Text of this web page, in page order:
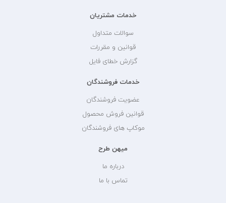
خدمات مشتریان
سوالات متداول
قوانین و مقررات
گزارش خطای فایل
خدمات فروشندگان
عضویت فروشندگان
قوانین فروش محصول
موکاپ های فروشندگان
میهن طرح
درباره ما
تماس با ما